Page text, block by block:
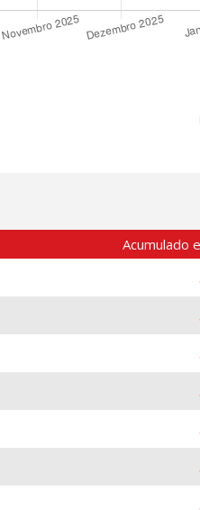
Acumulado